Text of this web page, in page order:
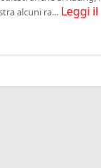
alcuni ra... Leggi il